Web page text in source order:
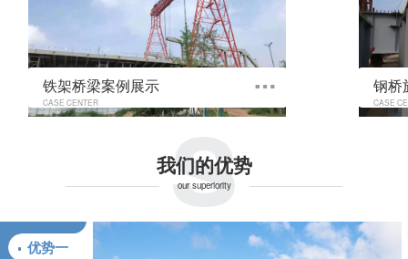
铁架桥梁案例展示
CASE CENTER
钢桥
CASE
s
我们的优势
our superiority
优势一